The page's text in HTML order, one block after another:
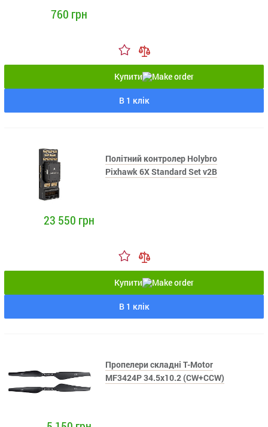
760 грн
Купити
В 1 клік
Політний контролер Holybro
Pixhawk 6X Standard Set v2B
23 550 грн
Купити
В 1 клік
Пропелери складні T-Motor
MF3424P 34.5x10.2 (CW+CCW)